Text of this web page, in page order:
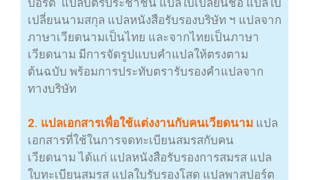
เปลี่ยนนามสกุล แปลหนังสือรับรองบริษัท ฯ แปลจาก
ภาษาเวียดนามเป็นไทย และจากไทยเป็นภาษา
เวียดนาม มีการจัดรูปแบบคำแปลให้ตรงตาม
ต้นฉบับ พร้อมการประทับตรารับรองคำแปลจาก
ทางบริษัท
2. แปลเอกสารเพื่อใช้แต่งงานกับคนเวียดนาม แปล
เอกสารที่ใช้ในการจดทะเบียนสมรสกับคน
เวียดนาม ได้แก่ แปลหนังสือรับรองการสมรส แปล
ใบทะเบียนสมรส แปลใบรับรองโสด แปลพาสปอร์ต